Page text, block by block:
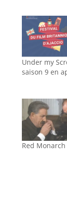
Under my
saison 9 en
Red Monarch